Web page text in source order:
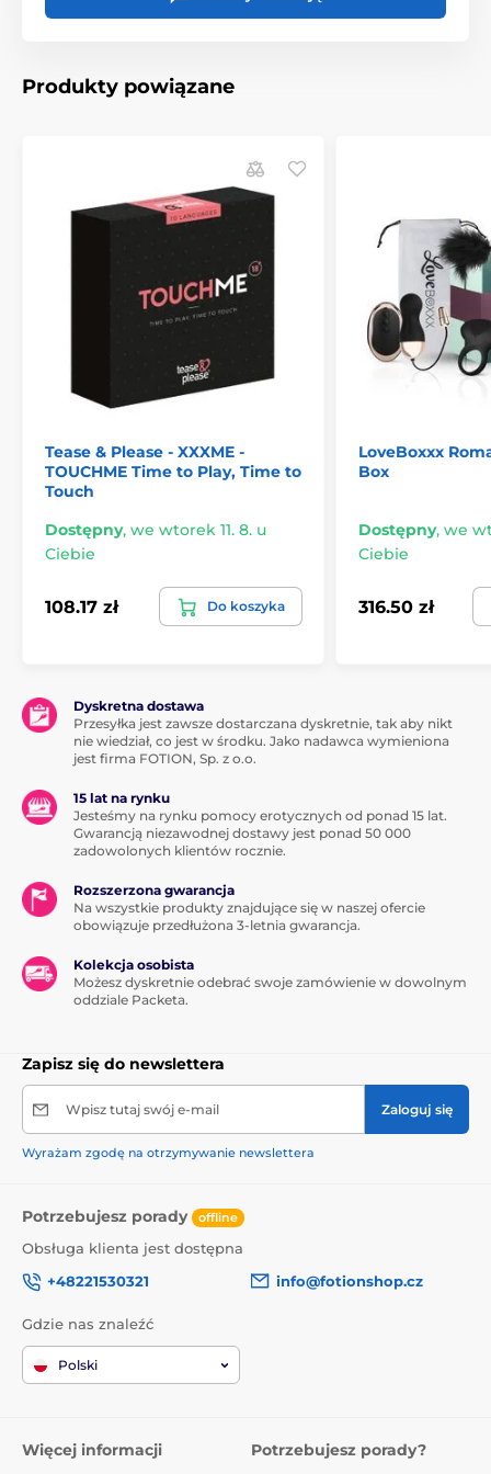
nawyki i Grzechy. Więc naprawdę dużo się uczysz o
Zgadnij grę! Czy my się znamy? 18+ zawiera:
6 żetonów graczy
40 plastikowych monet
Produkt znajduje się w kategoriach
Produkty powiązane
Tease & Please - XXXME -
TOUCHME Time to Play, Time to
Touch
Dostępny, we wtorek 11. 8. u
Ciebie
108.17 zł Do koszyka
LoveBoxxx
Box
Dostępny, we
Ciebie
316.50 zł
Dyskretna dostawa
Przesyłka jest zawsze dostarczana dyskretnie, tak aby nikt
nie wiedział, co jest w środku. Jako nadawca wymieniona
jest firma FOTION, Sp. z o.o.
15 lat na rynku
Jesteśmy na rynku pomocy erotycznych od ponad 15 lat.
Gwarancją niezawodnej dostawy jest ponad 50 000
zadowolonych klientów rocznie.
Rozszerzona gwarancja
Na wszystkie produkty znajdujące się w naszej ofercie
obowiązuje przedłużona 3-letnia gwarancja.
Kolekcja osobista
Możesz dyskretnie odebrać swoje zamówienie w dowolnym
oddziale Packeta.
Zapisz się do newslettera
Wpisz tutaj swój e-mail Zaloguj się
Wyrażam zgodę na otrzymywanie newslettera
Potrzebujesz porady offline
Obsługa klienta jest dostępna
+48221530321
info@fotionshop.cz
Gdzie nas znaleźć
Polski
Więcej informacji Potrzebujesz porady?